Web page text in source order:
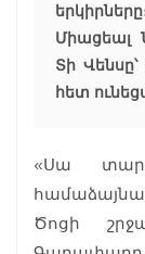
Միացեալ
Տի
հետ
«Սա
Ծոցի